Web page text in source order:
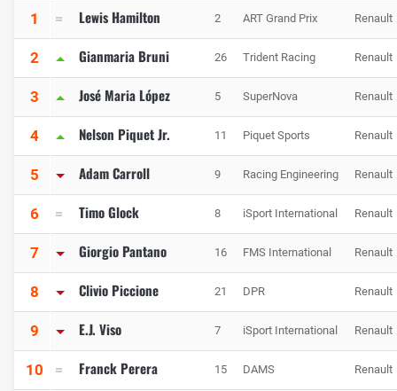
1 Lewis Hamilton 2 ART Grand Prix Renault
2 Gianmaria Bruni 26 Trident Racing Renault
3 José Maria López 5 SuperNova Renault
4 Nelson Piquet Jr. 11 Piquet Sports Renault
5 Adam Carroll 9 Racing Engineering Renault
6 Timo Glock 8 iSport International Renault
7 Giorgio Pantano 16 FMS International Renault
8 Clivio Piccione 21 DPR Renault
9 E.J. Viso 7 iSport International Renault
10 Franck Perera 15 DAMS Renault